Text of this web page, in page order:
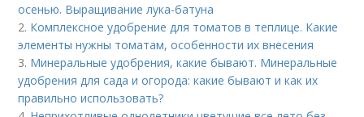
осенью. Выращивание лука-батуна
2. Комплексное удобрение для томатов в теплице. Какие
элементы нужны томатам, особенности их внесения
3. Минеральные удобрения, какие бывают. Минеральные
удобрения для сада и огорода: какие бывают и как их
правильно использовать?